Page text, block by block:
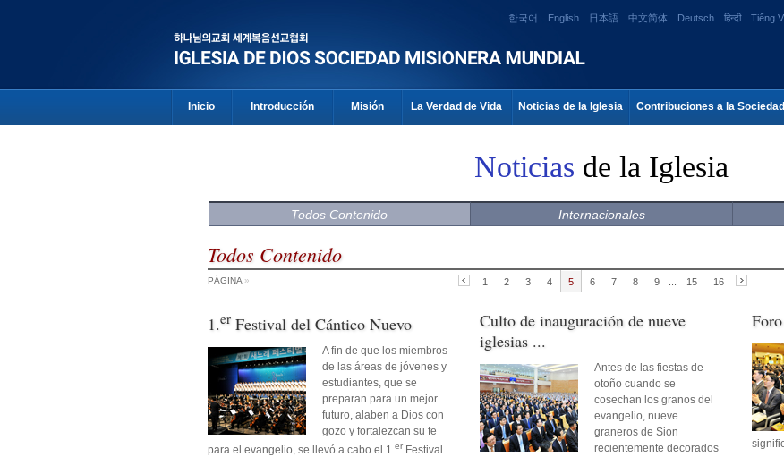
한국어 English 日本語 中文简体 Deutsch हिन्दी Tiếng
Inicio Introducción Misión La Verdad de Vida Noticias de la Iglesia Contribuciones a la Sociedad
Noticias de la Iglesia
Todos Contenido Internacionales
Todos Contenido
PÁGINA » 1 2 3 4 5 6 7 8 9 15 16
1.er Festival del Cántico Nuevo
A fin de que los miembros
de las áreas de jóvenes y
estudiantes, que se
preparan para un mejor
futuro, alaben a Dios con
gozo y fortalezcan su fe
para el evangelio, se llevó a cabo el 1.er Festival
Culto de inauguración de nueve
iglesias ...
Antes de las fiestas de
otoño cuando se
cosechan los granos del
evangelio, nueve
graneros de Sion
recientemente decorados